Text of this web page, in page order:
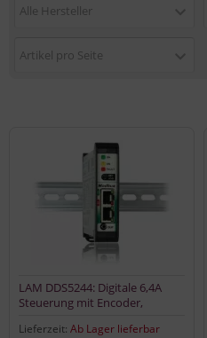
Alle Hersteller
Artikel pro Seite
LAM DDS5244: Digitale 6,4A
Steuerung mit Encoder,
Lieferzeit: Ab Lager lieferbar